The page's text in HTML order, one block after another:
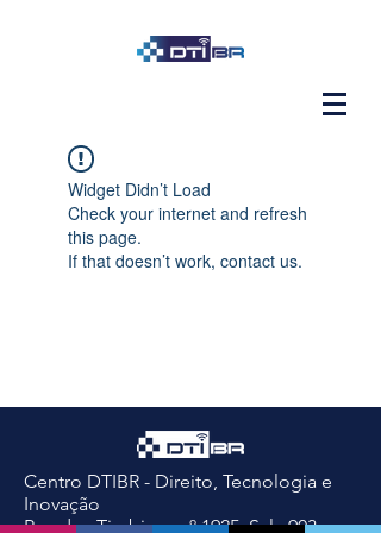
Widget Didn’t Load
Check your internet and refresh
this page.
If that doesn’t work, contact us.
Centro DTIBR - Direito, Tecnologia e
Inovação
Rua dos Timbiras, nº 1925, Sala 903,